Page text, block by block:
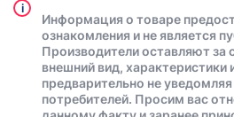
i
Информация о товаре
ознакомления и не является
Производители оставляют за
внешний вид,
предварительно не
потребителей. Просим вас